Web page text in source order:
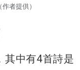
者提供）
其中有4首詩是